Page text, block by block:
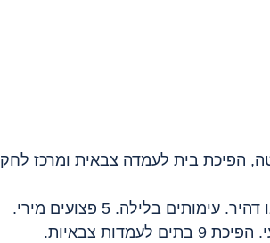
הפיכת בית לעמדה צבאית ומרכז
בלילה. 5 פצועים מירי.
צבאיות.